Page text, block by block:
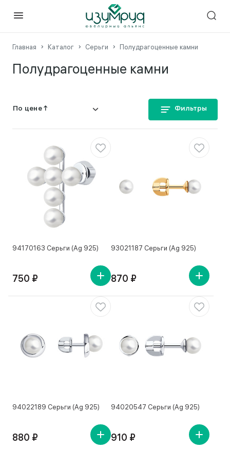
Главная Каталог Серьги Полудрагоценные камни
Полудрагоценные камни
Фильтры
94170163 Серьги (Ag 925)
750 ₽
93021187 Серьги (Ag 925)
870 ₽
94022189 Серьги (Ag 925)
880 ₽
94020547 Серьги (Ag 925)
910 ₽